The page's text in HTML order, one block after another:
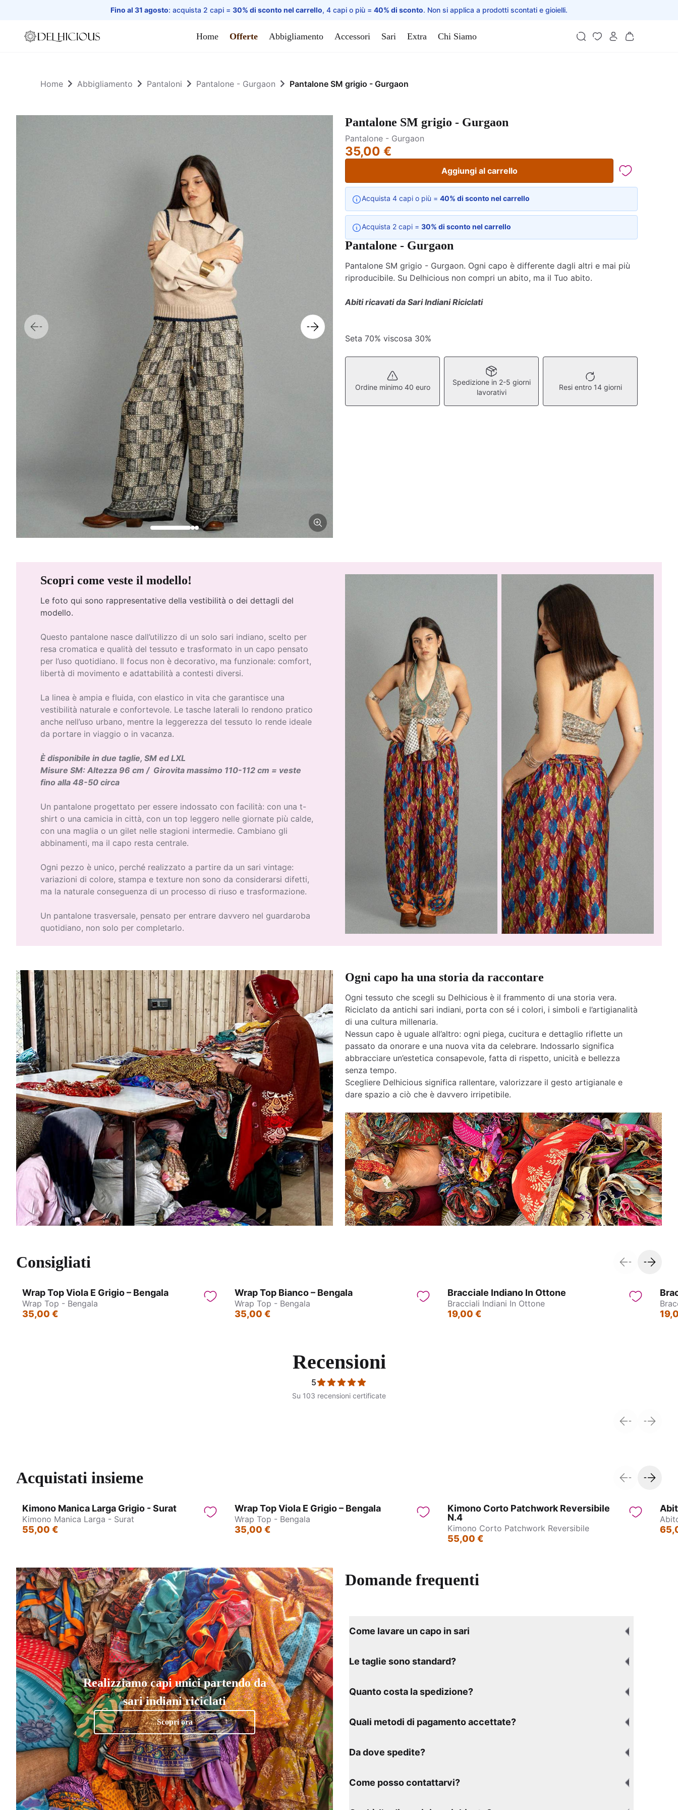
Fino al 31 agosto: acquista 2 capi = 30% di sconto nel carrello, 4 capi o più = 40% di sconto. Non si applica a prodotti scontati e gioielli.
Home
Home Offerte Abbigliamento Accessori Sari Extra Chi Siamo
Home Abbigliamento Pantaloni Pantalone - Gurgaon Pantalone SM grigio - Gurgaon
Pantalone SM grigio - Gurgaon
Pantalone - Gurgaon
35,00 €
Aggiungi al carrello
Acquista 4 capi o più = 40% di sconto nel carrello
Acquista 2 capi = 30% di sconto nel carrello
Pantalone - Gurgaon
Pantalone SM grigio - Gurgaon. Ogni capo è differente dagli altri e mai più
riproducibile. Su Delhicious non compri un abito, ma il Tuo abito.
Abiti ricavati da Sari Indiani Riciclati
Seta 70% viscosa 30%
Ordine minimo 40 euro
Spedizione in 2-5 giorni
lavorativi
Resi entro 14 giorni
Scopri come veste il modello!
Le foto qui sono rappresentative della vestibilità o dei dettagli del
modello.
Questo pantalone nasce dall’utilizzo di un solo sari indiano, scelto per
resa cromatica e qualità del tessuto e trasformato in un capo pensato
per l’uso quotidiano. Il focus non è decorativo, ma funzionale: comfort,
libertà di movimento e adattabilità a contesti diversi.
La linea è ampia e fluida, con elastico in vita che garantisce una
vestibilità naturale e confortevole. Le tasche laterali lo rendono pratico
anche nell’uso urbano, mentre la leggerezza del tessuto lo rende ideale
da portare in viaggio o in vacanza.
È disponibile in due taglie, SM ed LXL
Misure SM: Altezza 96 cm / Girovita massimo 110-112 cm = veste
fino alla 48-50 circa
Un pantalone progettato per essere indossato con facilità: con una t-
shirt o una camicia in città, con un top leggero nelle giornate più calde,
con una maglia o un gilet nelle stagioni intermedie. Cambiano gli
abbinamenti, ma il capo resta centrale.
Ogni pezzo è unico, perché realizzato a partire da un sari vintage:
variazioni di colore, stampa e texture non sono da considerarsi difetti,
ma la naturale conseguenza di un processo di riuso e trasformazione.
Un pantalone trasversale, pensato per entrare davvero nel guardaroba
quotidiano, non solo per completarlo.
Ogni capo ha una storia da raccontare
Ogni tessuto che scegli su Delhicious è il frammento di una storia vera.
Riciclato da antichi sari indiani, porta con sé i colori, i simboli e l’artigianalità
di una cultura millenaria.
Nessun capo è uguale all’altro: ogni piega, cucitura e dettaglio riflette un
passato da onorare e una nuova vita da celebrare. Indossarlo significa
abbracciare un’estetica consapevole, fatta di rispetto, unicità e bellezza
senza tempo.
Scegliere Delhicious significa rallentare, valorizzare il gesto artigianale e
dare spazio a ciò che è davvero irripetibile.
Consigliati
Wrap Top Viola E Grigio – Bengala
Wrap Top - Bengala
35,00 €
Wrap Top Bianco – Bengala
Wrap Top - Bengala
35,00 €
Bracciale Indiano In Ottone
Bracciali Indiani In Ottone
19,00 €
Recensioni
5
Su 103 recensioni certificate
Acquistati insieme
Kimono Manica Larga Grigio - Surat
Kimono Manica Larga - Surat
55,00 €
Wrap Top Viola E Grigio – Bengala
Wrap Top - Bengala
35,00 €
Kimono Corto Patchwork Reversibile
N.4
Kimono Corto Patchwork Reversibile
55,00 €
Realizziamo capi unici partendo da
sari indiani riciclati
Scopri ora
Domande frequenti
Come lavare un capo in sari
Le taglie sono standard?
Quanto costa la spedizione?
Quali metodi di pagamento accettate?
Da dove spedite?
Come posso contattarvi?